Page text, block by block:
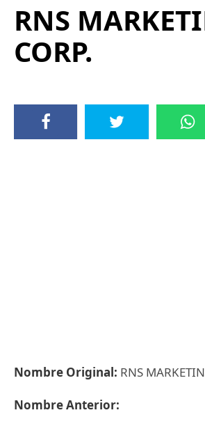
RNS
CORP.
Nombre Original: RNS
Nombre Anterior: